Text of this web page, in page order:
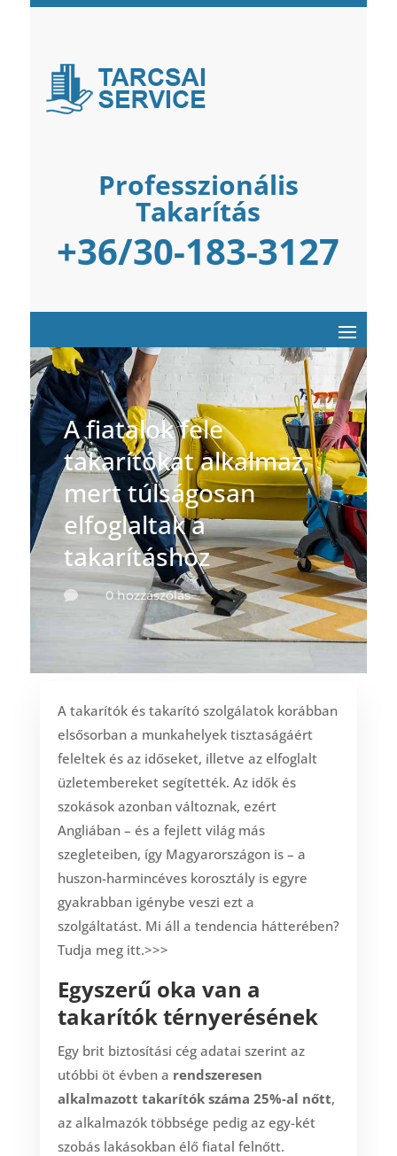
Professzionális
Takarítás
+36/30-183-3127
A fiatalok fele
takarítókat alkalmaz,
mert túlságosan
elfoglaltak a
takarításhoz
 0 hozzászólás
A takarítók és takarító szolgálatok korábban
elsősorban a munkahelyek tisztaságáért
feleltek és az időseket, illetve az elfoglalt
üzletembereket segítették. Az idők és
szokások azonban változnak, ezért
Angliában – és a fejlett világ más
szegleteiben, így Magyarországon is – a
huszon-harmincéves korosztály is egyre
gyakrabban igénybe veszi ezt a
szolgáltatást. Mi áll a tendencia hátterében?
Tudja meg itt.>>>
Egyszerű oka van a
takarítók térnyerésének
Egy brit biztosítási cég adatai szerint az
utóbbi öt évben a rendszeresen
alkalmazott takarítók száma 25%-al nőtt,
az alkalmazók többsége pedig az egy-két
szobás lakásokban élő fiatal felnőtt.